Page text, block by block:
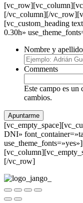
[/vc_column][/
[vc_custom_heading
0.30h»
Nombre y apellido
Comments
Este campo es un
cambios.
DNI»
[/vc_row]